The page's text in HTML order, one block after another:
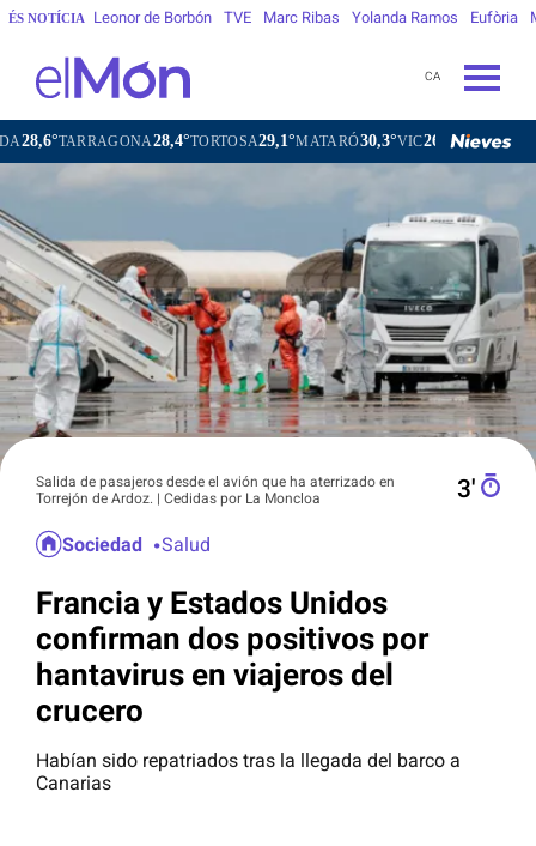
ÉS NOTÍCIA Leonor de Borbón TVE Marc Ribas Yolanda Ramos Eufòria
CA
TARRAGONA28,4°TORTOSA29,1°MATARÓ30,3°VIC26,1°VILAFRANCA DEL
Salida de pasajeros desde el avión que ha aterrizado en
Torrejón de Ardoz. | Cedidas por La Moncloa
3′
Sociedad Salud
Francia y Estados Unidos
confirman dos positivos por
hantavirus en viajeros del
crucero
Habían sido repatriados tras la llegada del barco a
Canarias